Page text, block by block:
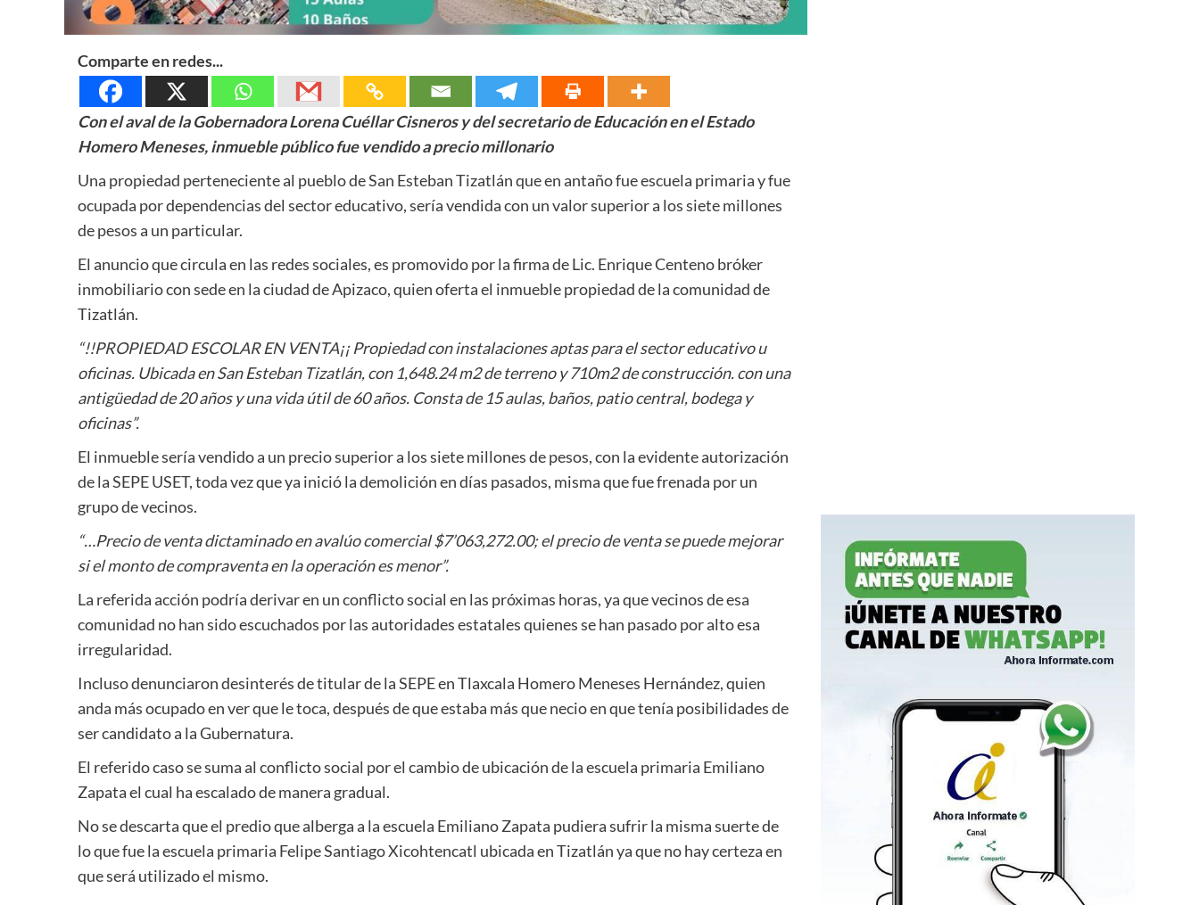
Comparte en redes...
Con el aval de la Gobernadora Lorena Cuéllar Cisneros y del secretario de Educación en el Estado
Homero Meneses, inmueble público fue vendido a precio millonario
Una propiedad perteneciente al pueblo de San Esteban Tizatlán que en antaño fue escuela primaria y fue
ocupada por dependencias del sector educativo, sería vendida con un valor superior a los siete millones
de pesos a un particular.
El anuncio que circula en las redes sociales, es promovido por la firma de Lic. Enrique Centeno bróker
inmobiliario con sede en la ciudad de Apizaco, quien oferta el inmueble propiedad de la comunidad de
Tizatlán.
“!!PROPIEDAD ESCOLAR EN VENTA¡¡ Propiedad con instalaciones aptas para el sector educativo u
oficinas. Ubicada en San Esteban Tizatlán, con 1,648.24 m2 de terreno y 710m2 de construcción. con una
antigüedad de 20 años y una vida útil de 60 años. Consta de 15 aulas, baños, patio central, bodega y
oficinas”.
El inmueble sería vendido a un precio superior a los siete millones de pesos, con la evidente autorización
de la SEPE USET, toda vez que ya inició la demolición en días pasados, misma que fue frenada por un
grupo de vecinos.
“…Precio de venta dictaminado en avalúo comercial $7’063,272.00; el precio de venta se puede mejorar
si el monto de compraventa en la operación es menor”.
La referida acción podría derivar en un conflicto social en las próximas horas, ya que vecinos de esa
comunidad no han sido escuchados por las autoridades estatales quienes se han pasado por alto esa
irregularidad.
Incluso denunciaron desinterés de titular de la SEPE en Tlaxcala Homero Meneses Hernández, quien
anda más ocupado en ver que le toca, después de que estaba más que necio en que tenía posibilidades de
ser candidato a la Gubernatura.
El referido caso se suma al conflicto social por el cambio de ubicación de la escuela primaria Emiliano
Zapata el cual ha escalado de manera gradual.
No se descarta que el predio que alberga a la escuela Emiliano Zapata pudiera sufrir la misma suerte de
lo que fue la escuela primaria Felipe Santiago Xicohtencatl ubicada en Tizatlán ya que no hay certeza en
que será utilizado el mismo.